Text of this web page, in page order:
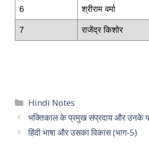
6 श्रीराम वर्मा
7 राजेंद्र किशोर
Categories
Hindi Notes
भक्तिकाल के प्रमुख संप्रदाय और उनके
हिंदी भाषा और उसका विकास (भाग-5)